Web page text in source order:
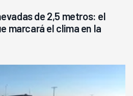
de 2,5 metros: el
marcará el clima en la